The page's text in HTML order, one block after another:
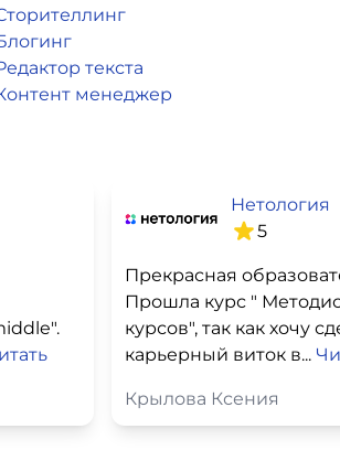
текста
менеджер
Нетология
5
Прошла курс "
курсов", так как хочу
карьерный виток в...
Крылова Ксения